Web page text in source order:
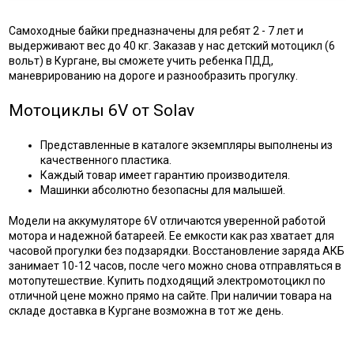
Самоходные байки предназначены для ребят 2 - 7 лет и
выдерживают вес до 40 кг. Заказав у нас детский мотоцикл (6
вольт) в Кургане, вы сможете учить ребенка ПДД,
маневрированию на дороге и разнообразить прогулку.
Мотоциклы 6V от Solav
Представленные в каталоге экземпляры выполнены из
качественного пластика.
Каждый товар имеет гарантию производителя.
Машинки абсолютно безопасны для малышей.
Модели на аккумуляторе 6V отличаются уверенной работой
мотора и надежной батареей. Ее емкости как раз хватает для
часовой прогулки без подзарядки. Восстановление заряда АКБ
занимает 10-12 часов, после чего можно снова отправляться в
мотопутешествие. Купить подходящий электромотоцикл по
отличной цене можно прямо на сайте. При наличии товара на
складе доставка в Кургане возможна в тот же день.